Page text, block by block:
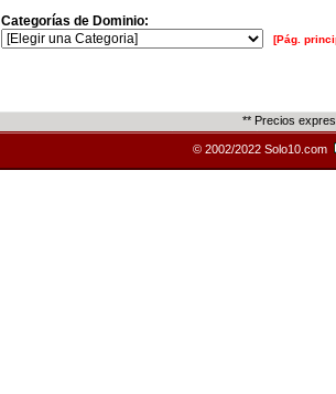
Categorías de Dominio:
[Pág.
** Precios
© 2002/2022 Solo10.com